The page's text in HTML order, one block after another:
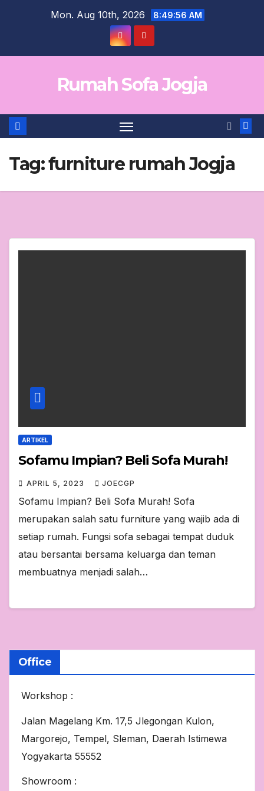
Mon. Aug 10th, 2026 8:49:56 AM
Rumah Sofa Jogja
Tag:furniture rumah Jogja
ARTIKEL
Sofamu Impian? Beli Sofa Murah!
APRIL 5, 2023 JOECGP
Sofamu Impian? Beli Sofa Murah! Sofa
merupakan salah satu furniture yang wajib ada di
setiap rumah. Fungsi sofa sebagai tempat duduk
atau bersantai bersama keluarga dan teman
membuatnya menjadi salah…
Office
Workshop :
Jalan Magelang Km. 17,5 Jlegongan Kulon,
Margorejo, Tempel, Sleman, Daerah Istimewa
Yogyakarta 55552
Showroom :